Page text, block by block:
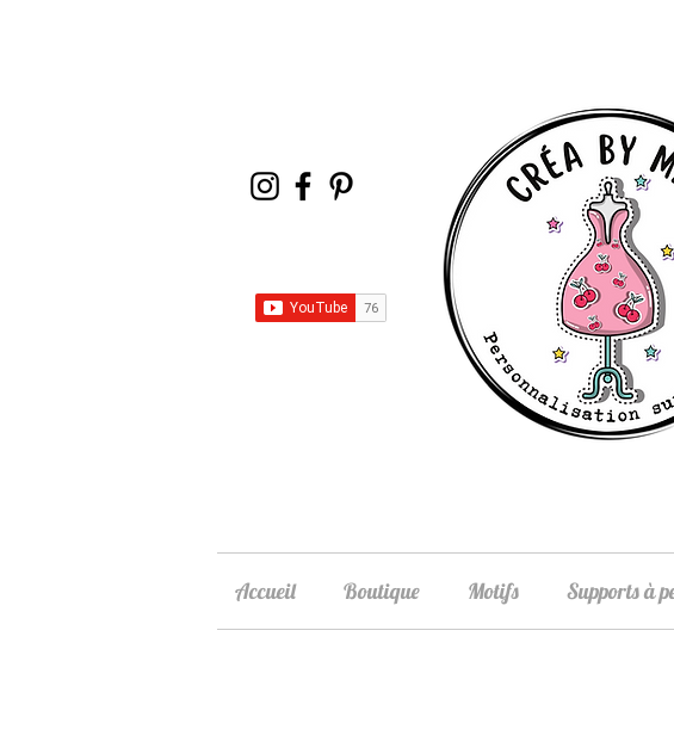
Accueil Boutique Motifs Supports à